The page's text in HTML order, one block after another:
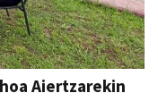
Aiertzarekin